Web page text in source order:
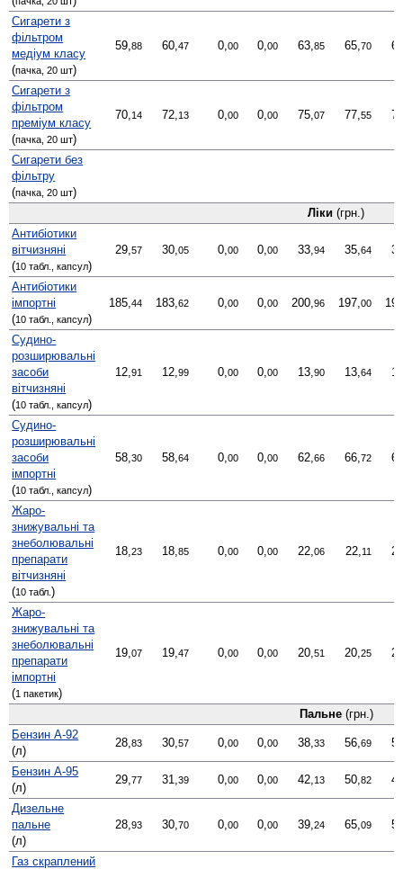
Сигарети з
фільтром
медіум класу
(пачка, 20 шт)
59,88 60,47 0,00 0,00 63,85 65,70
Сигарети з
фільтром
преміум класу
(пачка, 20 шт)
70, 14 72, 13 0,00 0,00 75,07 77,55
Сигарети без
фільтру
(пачка, 20 шт)
Ліки (грн.)
Антибіотики
вітчизняні
(10 табл., капсул)
29,57 30,05 0,00 0,00 33,94 35,64
Антибіотики
імпортні
(10 табл., капсул)
185,44 183,62 0,00 0,00 200,96 197,00
Судино­
розширювальні
засоби
вітчизняні
(10 табл., капсул)
12,91 12,99 0,00 0,00 13,90 13,64
Судино­
розширювальні
засоби
імпортні
(10 табл., капсул)
58,30 58,64 0,00 0,00 62,66 66,72
Жаро­
знижувальні та
знеболювальні
препарати
вітчизняні
(10 табл. )
18,23 18,85 0,00 0,00 22,06 22, 11
Жаро­
знижувальні та
знеболювальні
препарати
імпортні
(1 пакетик)
19,07 19,47 0,00 0,00 20,51 20,25
Пальне (грн.)
Бензин А-92
(л)
28,83 30,57 0,00 0,00 38,33 56,69
Бензин А-95
(л)
29,77 31,39 0,00 0,00 42, 13 50,82
Дизельне
пальне
(л)
28,93 30,70 0,00 0,00 39,24 65,09
Газ скраплений